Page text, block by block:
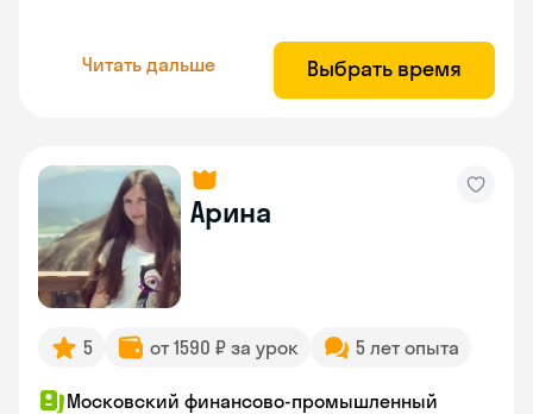
Читать дальше Выбрать время
Арина
5 от 1590 ₽ за урок 5 лет опыта
Московский финансово-промышленный